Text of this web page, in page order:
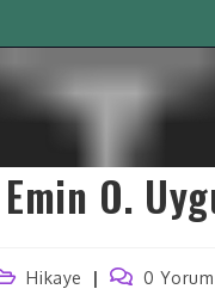
O.
Hikaye 0 Yorum